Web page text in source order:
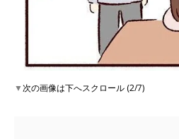
▼次の画像は下へスクロール (2/7)